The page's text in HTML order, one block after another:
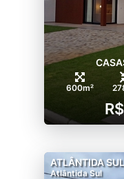
serviços e
Piscina para
prática de
e solarium.
600m²
ATLÂNTIDA SUL
Atlântida Sul